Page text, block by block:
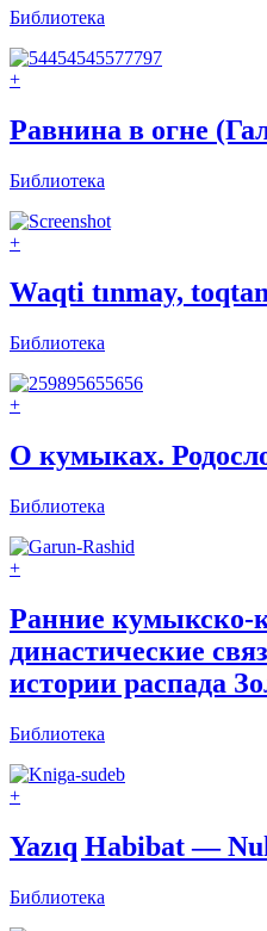
Библиотека
+
Равнина в огне
Библиотека
+
Waqti tınmay,
Библиотека
+
О кумыках.
Библиотека
+
Ранние кумыкско-
династические
истории распада
Библиотека
+
Yazıq Habibat —
Библиотека